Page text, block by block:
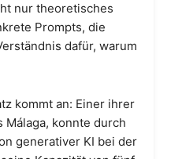
nur theoretisches
Prompts, die
dafür, warum
kommt an: Einer ihrer
Málaga, konnte durch
generativer KI bei der